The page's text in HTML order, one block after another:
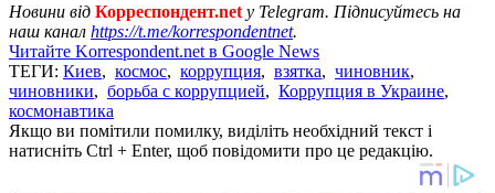
Новини від Корреспондент.net у Telegram. Підписуйтесь на
наш канал https://t.me/korrespondentnet.
Читайте Korrespondent.net в Google News
ТЕГИ: Киев, космос, коррупция, взятка, чиновник,
чиновники, борьба с коррупцией, Коррупция в Украине,
космонавтика
Якщо ви помітили помилку, виділіть необхідний текст і
натисніть Ctrl + Enter, щоб повідомити про це редакцію.